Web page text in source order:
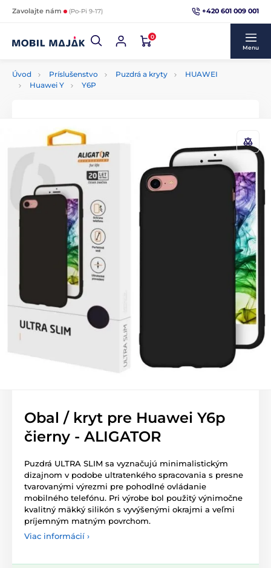
Zavolajte nám (Po-Pi 9-17) +420 601 009 001
0
Menu
Úvod Príslušenstvo Puzdrá a kryty
HUAWEI
Huawei Y
Y6P
Obal / kryt pre Huawei Y6p
čierny - ALIGATOR
Puzdrá ULTRA SLIM sa vyznačujú minimalistickým
dizajnom v podobe ultratenkého spracovania s presne
tvarovanými výrezmi pre pohodlné ovládanie
mobilného telefónu. Pri výrobe bol použitý výnimočne
kvalitný mäkký silikón s vyvýšenými okrajmi a veľmi
príjemným matným povrchom.
Viac informácií ›